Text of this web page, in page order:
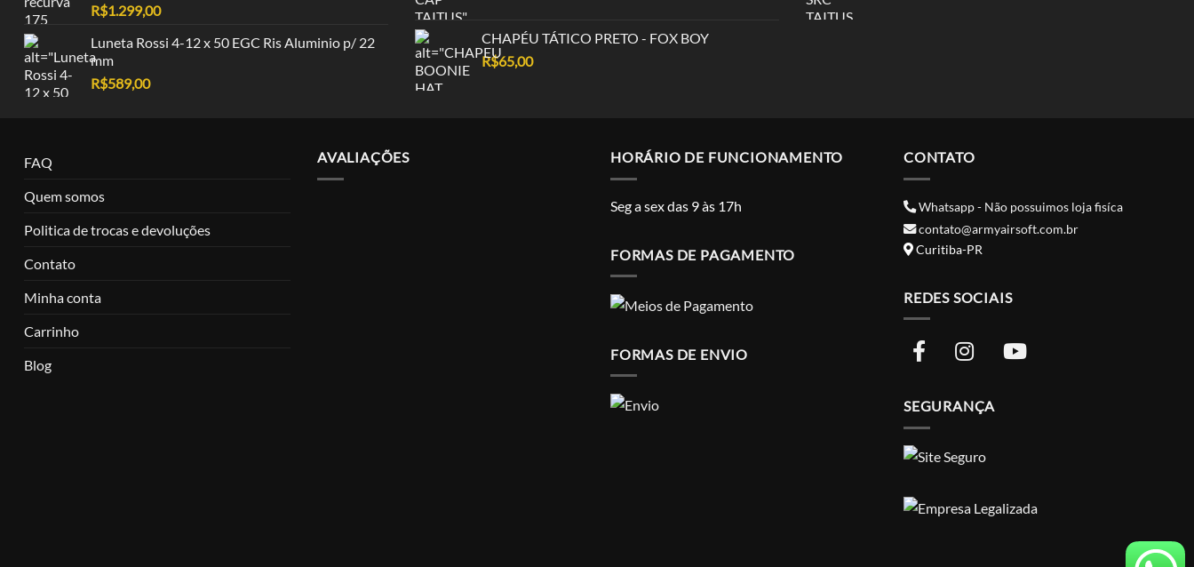
R$1.299,00
Luneta Rossi 4-12 x 50 EGC Ris Aluminio p/ 22
mm
R$589,00
CHAPÉU TÁTICO PRETO - FOX BOY
R$65,00
FAQ
Quem somos
Politica de trocas e devoluções
Contato
Minha conta
Carrinho
Blog
AVALIAÇÕES HORÁRIO DE FUNCIONAMENTO
Seg a sex das 9 às 17h
FORMAS DE PAGAMENTO
FORMAS DE ENVIO
CONTATO
Whatsapp - Não possuimos loja fisíca
contato@armyairsoft.com.br
Curitiba-PR
REDES SOCIAIS
SEGURANÇA